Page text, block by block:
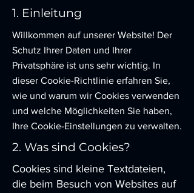
1. Einleitung
Willkommen auf unserer Website! Der
Schutz Ihrer Daten und Ihrer
Privatsphäre ist uns sehr wichtig. In
dieser Cookie-Richtlinie erfahren Sie,
wie und warum wir Cookies verwenden
und welche Möglichkeiten Sie haben,
Ihre Cookie-Einstellungen zu verwalten.
2. Was sind Cookies?
Cookies sind kleine Textdateien,
die beim Besuch von Websites auf